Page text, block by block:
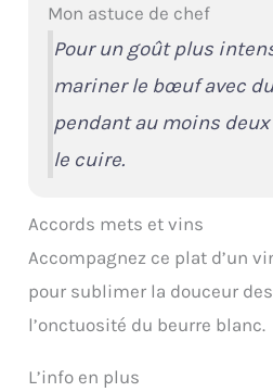
Mon astuce de chef
Pour un goût plus
mariner le bœuf avec
pendant au moins
le cuire.
Accords mets et vins
Accompagnez ce plat d’un
pour sublimer la douceur
l’onctuosité du beurre blanc.
L’info en plus